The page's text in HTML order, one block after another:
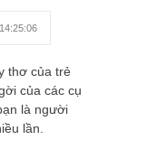
thơ của trẻ
của các cụ
là người
lần.